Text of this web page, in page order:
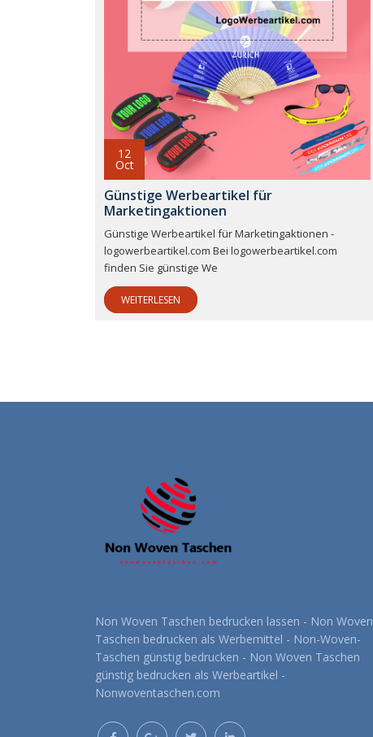
12
Oct
Günstige Werbeartikel für
Marketingaktionen
Günstige Werbeartikel für Marketingaktionen -
logowerbeartikel.com Bei logowerbeartikel.com
finden Sie günstige We
WEITERLESEN
Non Woven Taschen bedrucken lassen - Non Woven
Taschen bedrucken als Werbemittel - Non-Woven-
Taschen günstig bedrucken - Non Woven Taschen
günstig bedrucken als Werbeartikel -
Nonwoventaschen.com